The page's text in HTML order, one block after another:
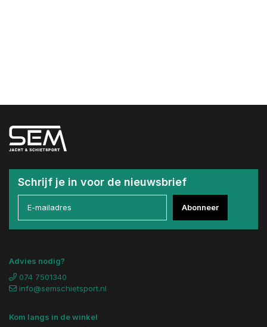
Schrijf je in voor de nieuwsbrief
Abonneer
Advies nodig?
074 7501340
info@semschietsport.nl
Kom langs in de winkel